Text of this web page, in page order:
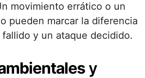
movimiento errático o un
pueden marcar la diferencia
y un ataque decidido.
y